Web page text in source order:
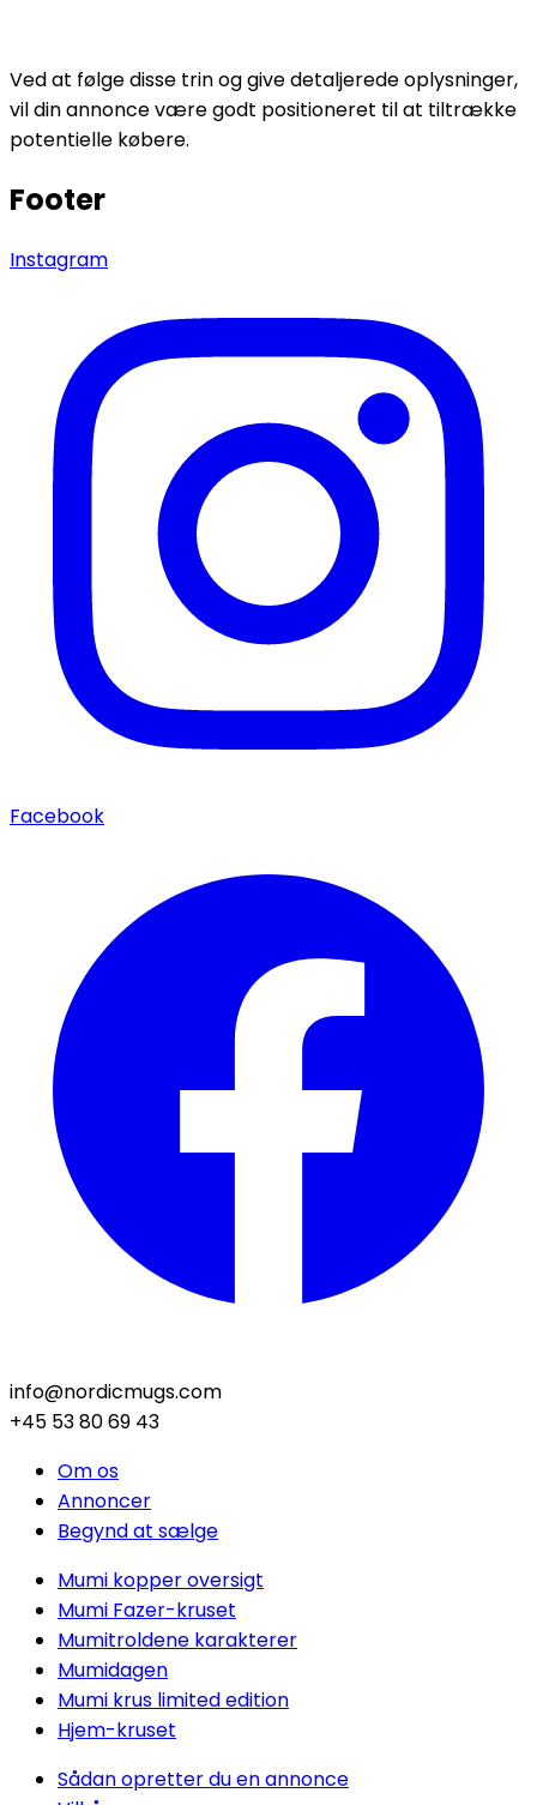
Ved at følge disse trin og give detaljerede oplysninger,
vil din annonce være godt positioneret til at tiltrække
potentielle købere.
Footer
Instagram
Facebook
info@nordicmugs.com
+45 53 80 69 43
Om os
Annoncer
Begynd at sælge
Mumi kopper oversigt
Mumi Fazer-kruset
Mumitroldene karakterer
Mumidagen
Mumi krus limited edition
Hjem-kruset
Sådan opretter du en annonce